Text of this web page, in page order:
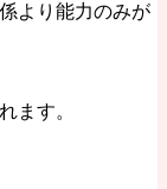
より能力のみが
ます。